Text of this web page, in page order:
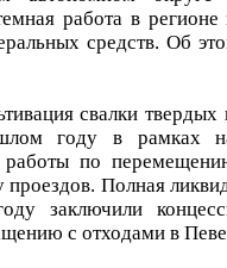
работа в
средств. Об
свалки
году в рамках
по
проездов. Полная
заключили
с отходами в